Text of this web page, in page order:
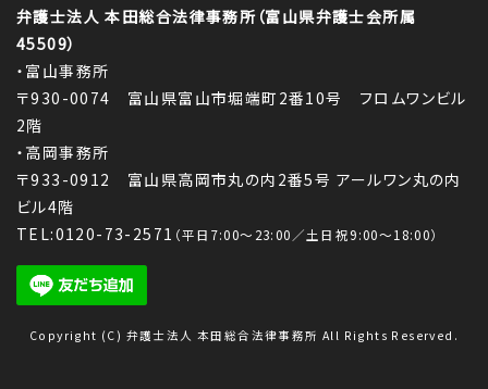
弁護士法人 本田総合法律事務所（富山県弁護士会所属
45509）
・富山事務所
〒930-0074 富山県富山市堀端町2番10号 フロムワンビル
2階
・高岡事務所
〒933-0912 富山県高岡市丸の内2番5号 アールワン丸の内
ビル4階
TEL:0120-73-2571 （平日7:00～23:00／土日祝9:00～18:00）
Copyright (C) 弁護士法人 本田総合法律事務所 All Rights Reserved.